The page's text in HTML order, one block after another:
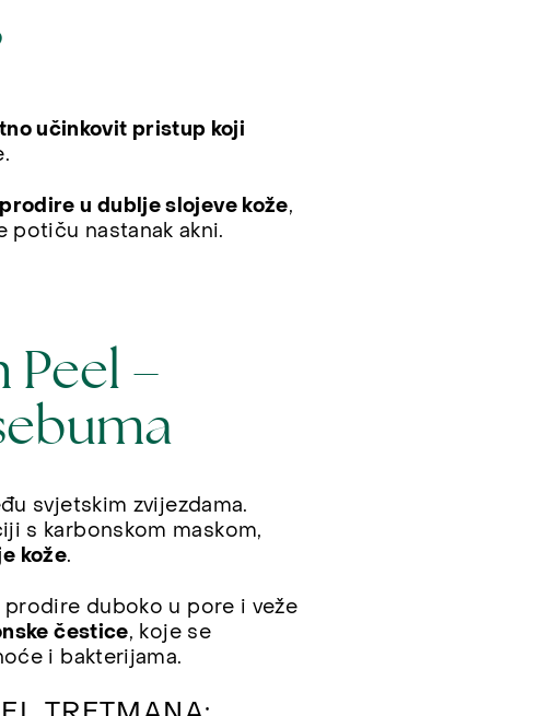
učinkovit pristup koji
u dublje slojeve kože,
potiču nastanak akni.
–
svjetskim zvijezdama.
s karbonskom maskom,
kože.
duboko u pore i veže
čestice, koje se
i bakterijama.